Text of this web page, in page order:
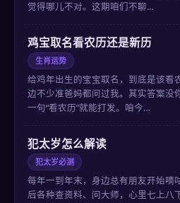
觉得哪儿不对。这期咱们不聊…
鸡宝取名看农历还是新历
生肖运势
给鸡年出生的宝宝取名，到底是该看
边不少准爸妈都问过我。其实答案没
一句“看农历”就能打发。咱今…
犯太岁怎么解读
犯太岁必测
每年一到年末，身边总有朋友开始嘀
后各种查资料、问大师，心里七上八